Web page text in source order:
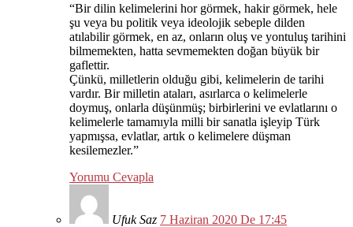
“Bir dilin kelimelerini hor görmek, hakir görmek, hele
şu veya bu politik veya ideolojik sebeple dilden
atılabilir görmek, en az, onların oluş ve yontuluş tarihini
bilmemekten, hatta sevmemekten doğan büyük bir
gaflettir.
Çünkü, milletlerin olduğu gibi, kelimelerin de tarihi
vardır. Bir milletin ataları, asırlarca o kelimelerle
doymuş, onlarla düşünmüş; birbirlerini ve evlatlarını o
kelimelerle tamamıyla milli bir sanatla işleyip Türk
yapmışsa, evlatlar, artık o kelimelere düşman
kesilemezler.”
Yorumu Cevapla
Ufuk Saz 7 Haziran 2020 De 17:45